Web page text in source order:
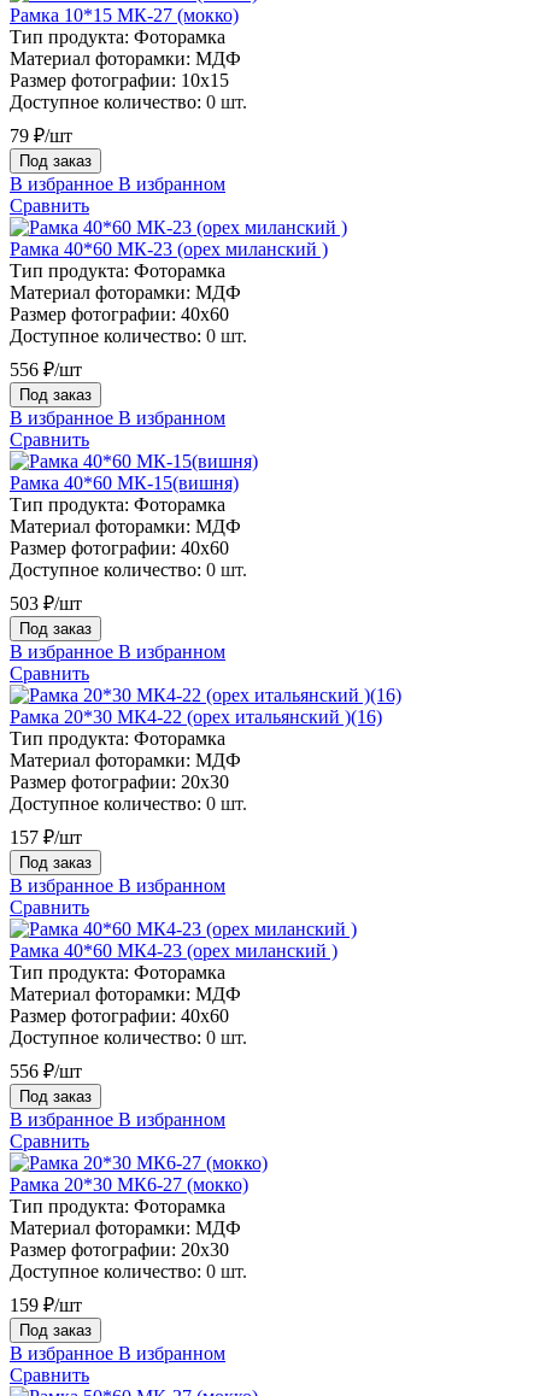
Рамка 10*15 МК-27 (мокко)
Тип продукта: Фоторамка
Материал фоторамки: МДФ
Размер фотографии: 10х15
Доступное количество: 0 шт.
79 ₽/шт
Под заказ
В избранное В избранном
Сравнить
Рамка 40*60 МК-23 (орех миланский )
Тип продукта: Фоторамка
Материал фоторамки: МДФ
Размер фотографии: 40х60
Доступное количество: 0 шт.
556 ₽/шт
Под заказ
В избранное В избранном
Сравнить
Рамка 40*60 МК-15(вишня)
Тип продукта: Фоторамка
Материал фоторамки: МДФ
Размер фотографии: 40х60
Доступное количество: 0 шт.
503 ₽/шт
Под заказ
В избранное В избранном
Сравнить
Рамка 20*30 МК4-22 (орех итальянский )(16)
Тип продукта: Фоторамка
Материал фоторамки: МДФ
Размер фотографии: 20х30
Доступное количество: 0 шт.
157 ₽/шт
Под заказ
В избранное В избранном
Сравнить
Рамка 40*60 МК4-23 (орех миланский )
Тип продукта: Фоторамка
Материал фоторамки: МДФ
Размер фотографии: 40х60
Доступное количество: 0 шт.
556 ₽/шт
Под заказ
В избранное В избранном
Сравнить
Рамка 20*30 МК6-27 (мокко)
Тип продукта: Фоторамка
Материал фоторамки: МДФ
Размер фотографии: 20х30
Доступное количество: 0 шт.
159 ₽/шт
Под заказ
В избранное В избранном
Сравнить